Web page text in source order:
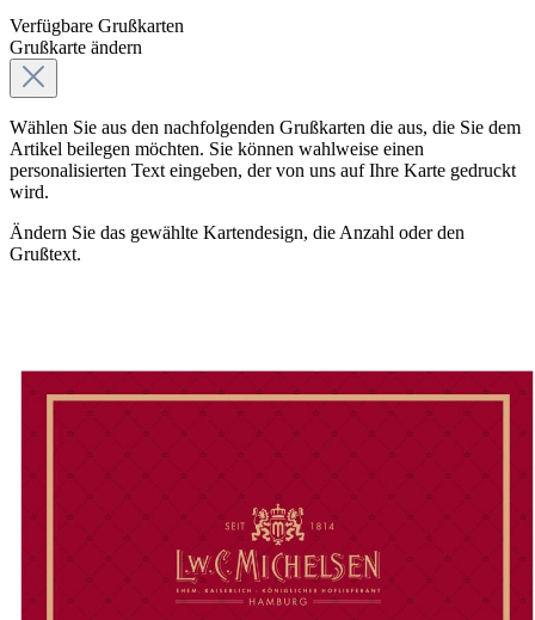
Verfügbare Grußkarten
Grußkarte ändern
Wählen Sie aus den nachfolgenden Grußkarten die aus, die Sie dem
Artikel beilegen möchten. Sie können wahlweise einen
personalisierten Text eingeben, der von uns auf Ihre Karte gedruckt
wird.
Ändern Sie das gewählte Kartendesign, die Anzahl oder den
Grußtext.